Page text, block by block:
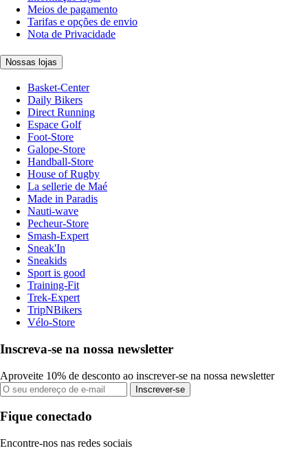
Meios de pagamento
Tarifas e opções de envio
Nota de Privacidade
Nossas lojas
Basket-Center
Daily Bikers
Direct Running
Espace Golf
Foot-Store
Galope-Store
Handball-Store
House of Rugby
La sellerie de Maé
Made in Paradis
Nauti-wave
Pecheur-Store
Smash-Expert
Sneak'In
Sneakids
Sport is good
Training-Fit
Trek-Expert
TripNBikers
Vélo-Store
Inscreva-se na nossa newsletter
Aproveite 10% de desconto ao inscrever-se na nossa newsletter
Inscrever-se
Fique conectado
Encontre-nos nas redes sociais